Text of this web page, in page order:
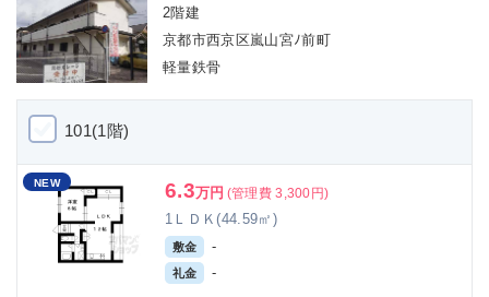
2階建
京都市西京区嵐山宮ﾉ前町
軽量鉄骨
101(1階)
NEW 6.3万円 (管理費 3,300円)
1ＬＤＫ(44.59㎡)
敷金 -
礼金 -